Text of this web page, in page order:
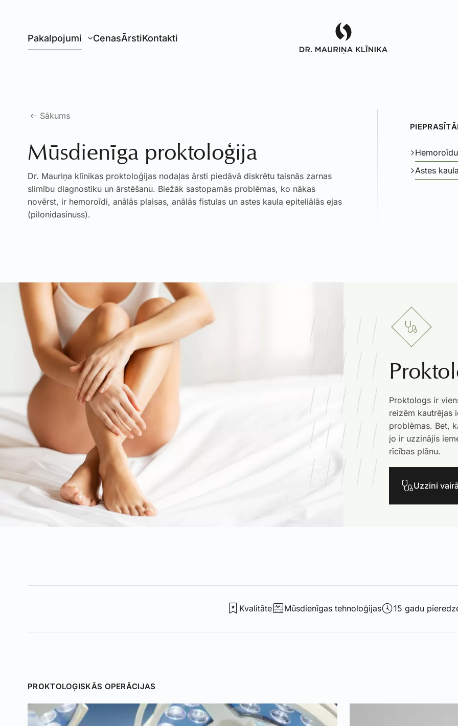
Pakalpojumi CenasĀrstiKontakti
Sākums
Mūsdienīga proktoloģija
Dr. Mauriņa klīnikas proktoloģijas nodaļas ārsti piedāvā diskrētu taisnās zarnas
slimību diagnostiku un ārstēšanu. Biežāk sastopamās problēmas, ko nākas
novērst, ir hemoroīdi, anālās plaisas, anālās fistulas un astes kaula epiteliālās ejas
(pilonidasinuss).
Astes
Proktologs ir
reizēm kautrējas
problēmas. Bet,
jo ir uzzinājis
rīcības plānu.
Uzzini
Kvalitāte Mūsdienīgas tehnoloģijas 15 gadu
PROKTOLOĢISKĀS OPERĀCIJAS